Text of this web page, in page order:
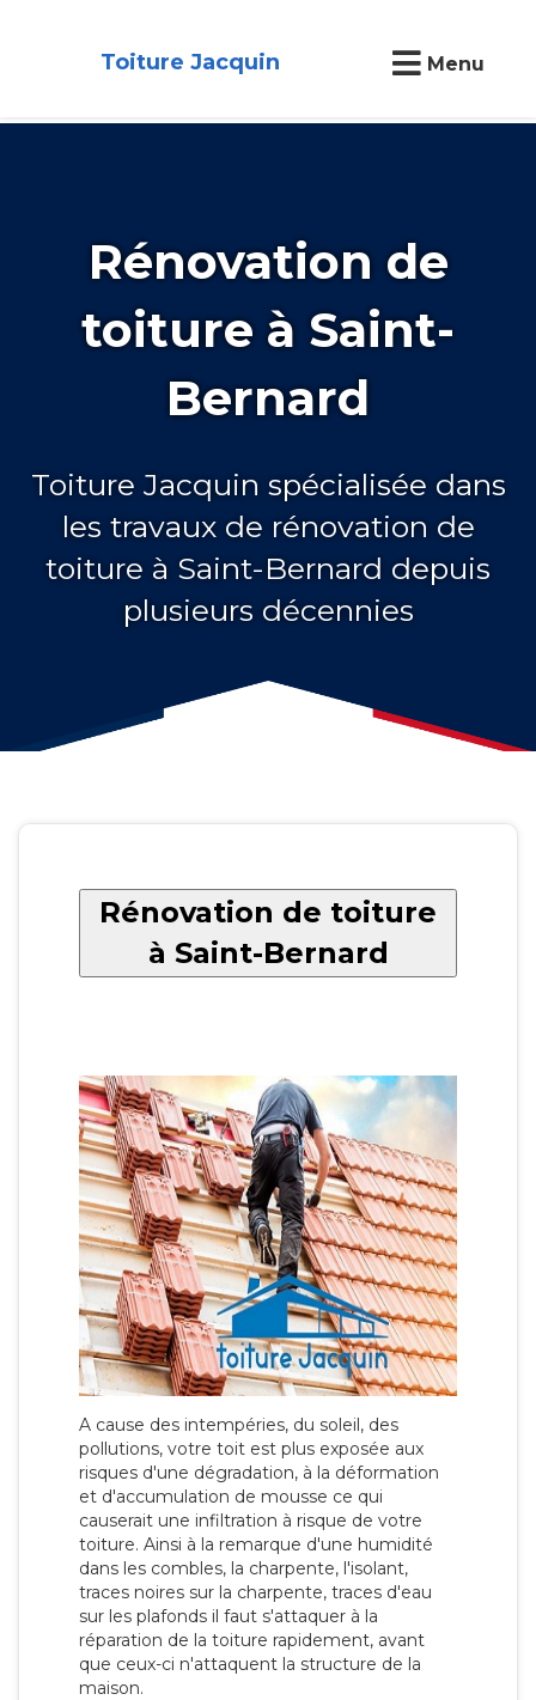
Toiture Jacquin Menu
Rénovation de
toiture à Saint-
Bernard
Toiture Jacquin spécialisée dans
les travaux de rénovation de
toiture à Saint-Bernard depuis
plusieurs décennies
Rénovation de toiture
à Saint-Bernard
A cause des intempéries, du soleil, des
pollutions, votre toit est plus exposée aux
risques d'une dégradation, à la déformation
et d'accumulation de mousse ce qui
causerait une infiltration à risque de votre
toiture. Ainsi à la remarque d'une humidité
dans les combles, la charpente, l'isolant,
traces noires sur la charpente, traces d'eau
sur les plafonds il faut s'attaquer à la
réparation de la toiture rapidement, avant
que ceux-ci n'attaquent la structure de la
maison.